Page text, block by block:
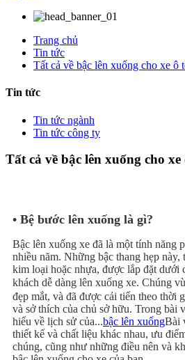
Trang chủ
Tin tức
Tất cả về bậc lên xuống cho xe ô
Tin tức
Tin tức ngành
Tin tức công ty
Tất cả về bậc lên xuống cho xe
• Bệ bước lên xuống là gì?
Bậc lên xuống xe đã là một tính năng
nhiều năm. Những bậc thang hẹp
kim loại hoặc nhựa, được lắp đặt dưới
khách dễ dàng lên xuống xe. Chúng
đẹp mắt, và đã được cải tiến theo thời
và sở thích của chủ sở hữu. Trong bài
hiểu về lịch sử của...bậc lên xuốngBài
thiết kế và chất liệu khác nhau, ưu
chúng, cũng như những điều nên và